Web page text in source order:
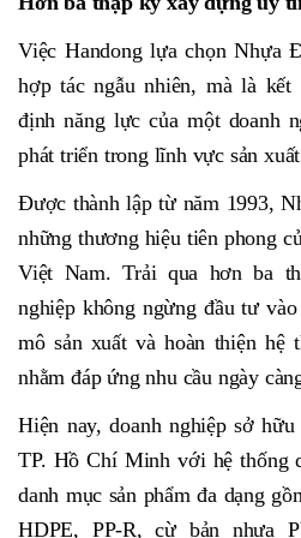
Việc Handong lựa chọn Nhựa
hợp tác ngẫu nhiên, mà là kết
định năng lực của một doanh
phát triển trong lĩnh vực sản
Được thành lập từ năm 1993,
những thương hiệu tiên phong
Việt Nam. Trải qua hơn ba
nghiệp không ngừng đầu tư
mô sản xuất và hoàn thiện hệ
nhằm đáp ứng nhu cầu ngày
Hiện nay, doanh nghiệp sở
TP. Hồ Chí Minh với hệ thống
danh mục sản phẩm đa dạng
HDPE, PP-R, cừ bản nhựa